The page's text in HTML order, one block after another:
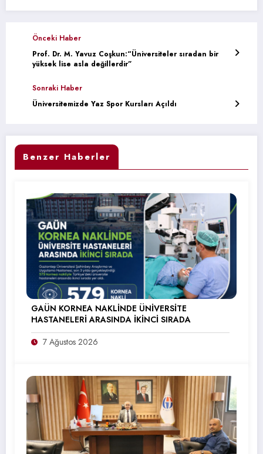
Önceki Haber
Prof. Dr. M. Yavuz Coşkun:“Üniversiteler sıradan bir
yüksek lise asla değillerdir”
Sonraki Haber
Üniversitemizde Yaz Spor Kursları Açıldı
Benzer Haberler
GAÜN KORNEA NAKLİNDE ÜNİVERSİTE
HASTANELERİ ARASINDA İKİNCİ SIRADA
7 Ağustos 2026